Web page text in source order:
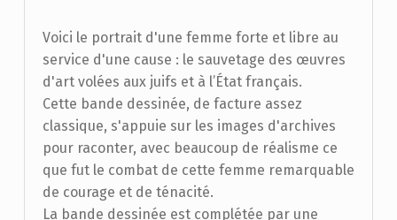
Voici le portrait d'une femme forte et libre au
service d'une cause : le sauvetage des œuvres
d'art volées aux juifs et à l’État français.
Cette bande dessinée, de facture assez
classique, s'appuie sur les images d'archives
pour raconter, avec beaucoup de réalisme ce
que fut le combat de cette femme remarquable
de courage et de ténacité.
La bande dessinée est complétée par une